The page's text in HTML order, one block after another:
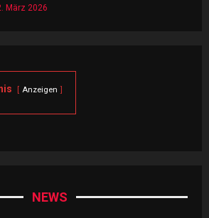
März 2026
Anzeigen
NEWS